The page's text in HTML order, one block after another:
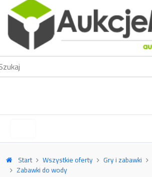
Start Wszystkie oferty Gry i zabawki
Zabawki do wody